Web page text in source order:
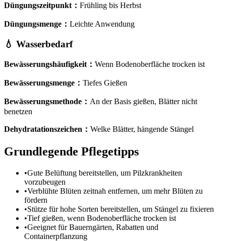
Düngungszeitpunkt ： Frühling bis Herbst
Düngungsmenge ： Leichte Anwendung
💧 Wasserbedarf
Bewässerungshäufigkeit ： Wenn Bodenoberfläche trocken ist
Bewässerungsmenge ： Tiefes Gießen
Bewässerungsmethode ： An der Basis gießen, Blätter nicht
benetzen
Dehydratationszeichen ： Welke Blätter, hängende Stängel
Grundlegende Pflegetipps
•Gute Belüftung bereitstellen, um Pilzkrankheiten
vorzubeugen
•Verblühte Blüten zeitnah entfernen, um mehr Blüten zu
fördern
•Stütze für hohe Sorten bereitstellen, um Stängel zu fixieren
•Tief gießen, wenn Bodenoberfläche trocken ist
•Geeignet für Bauerngärten, Rabatten und
Containerpflanzung